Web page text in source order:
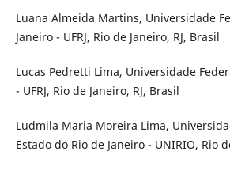
Luana Almeida Martins, Universidade
Janeiro - UFRJ, Rio de Janeiro, RJ, Brasil
Lucas Pedretti Lima, Universidade
- UFRJ, Rio de Janeiro, RJ, Brasil
Ludmila Maria Moreira Lima,
Estado do Rio de Janeiro - UNIRIO, Rio